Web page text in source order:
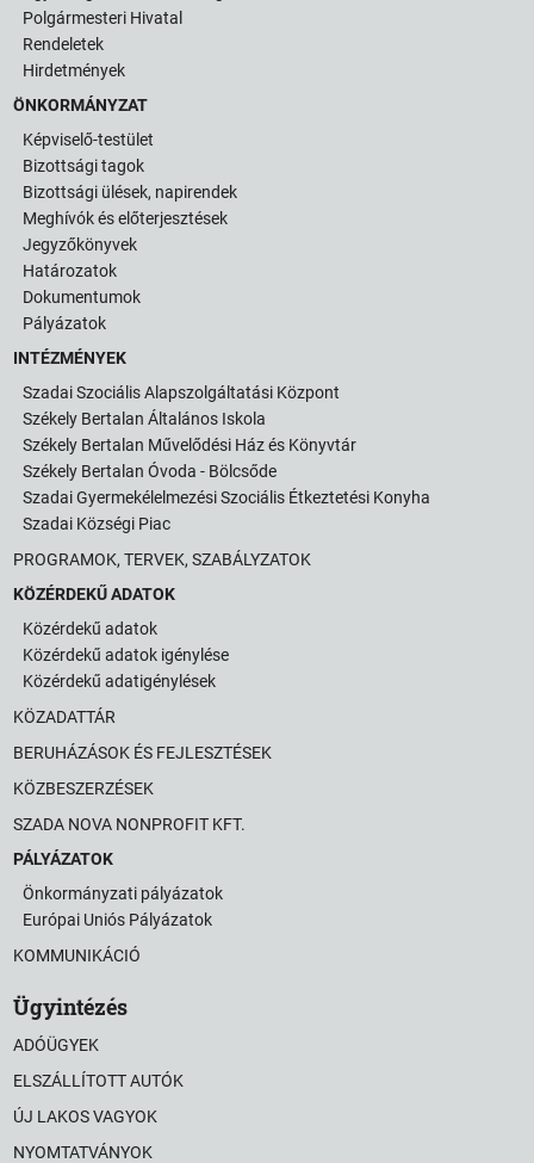
Polgármesteri Hivatal
Rendeletek
Hirdetmények
ÖNKORMÁNYZAT
Képviselő-testület
Bizottsági tagok
Bizottsági ülések, napirendek
Meghívók és előterjesztések
Jegyzőkönyvek
Határozatok
Dokumentumok
Pályázatok
INTÉZMÉNYEK
Szadai Szociális Alapszolgáltatási Központ
Székely Bertalan Általános Iskola
Székely Bertalan Művelődési Ház és Könyvtár
Székely Bertalan Óvoda - Bölcsőde
Szadai Gyermekélelmezési Szociális Étkeztetési Konyha
Szadai Községi Piac
PROGRAMOK, TERVEK, SZABÁLYZATOK
KÖZÉRDEKŰ ADATOK
Közérdekű adatok
Közérdekű adatok igénylése
Közérdekű adatigénylések
KÖZADATTÁR
BERUHÁZÁSOK ÉS FEJLESZTÉSEK
KÖZBESZERZÉSEK
SZADA NOVA NONPROFIT KFT.
PÁLYÁZATOK
Önkormányzati pályázatok
Európai Uniós Pályázatok
KOMMUNIKÁCIÓ
Ügyintézés
ADÓÜGYEK
ELSZÁLLÍTOTT AUTÓK
ÚJ LAKOS VAGYOK
NYOMTATVÁNYOK